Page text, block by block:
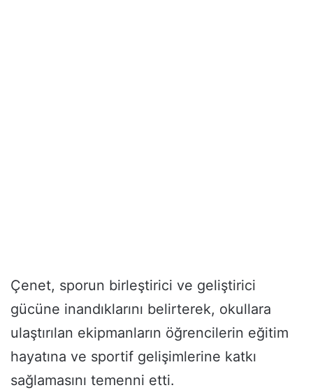
Çenet, sporun birleştirici ve geliştirici
gücüne inandıklarını belirterek, okullara
ulaştırılan ekipmanların öğrencilerin eğitim
hayatına ve sportif gelişimlerine katkı
sağlamasını temenni etti.